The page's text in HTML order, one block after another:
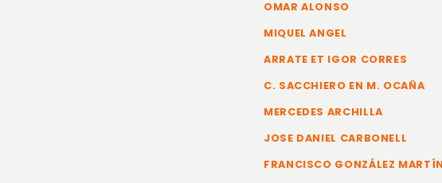
OMAR ALONSO
MIQUEL ANGEL
ARRATE ET IGOR CORRES
C. SACCHIERO EN M. OCAÑA
MERCEDES ARCHILLA
JOSE DANIEL CARBONELL
FRANCISCO GONZÁLEZ